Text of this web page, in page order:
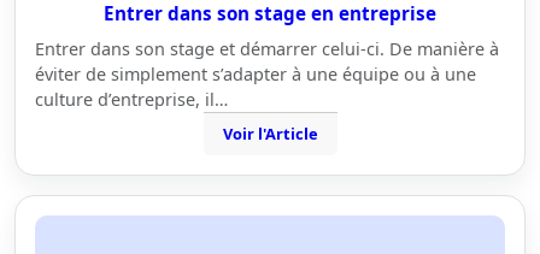
Entrer dans son stage en entreprise
Entrer dans son stage et démarrer celui-ci. De manière à
éviter de simplement s’adapter à une équipe ou à une
culture d’entreprise, il…
Voir l'Article